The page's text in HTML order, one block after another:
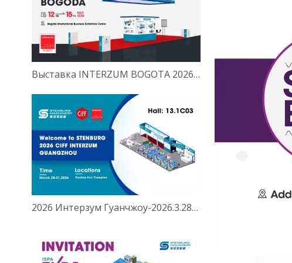
Выставка INTERZUM BOGOTA 2026 вот-вот откроется. Стенбург искренне приглашает вас посетить отраслевое мероприятие Южной Америки.
2026 Интерзум Гуанчжоу-2026.3.28-3.31